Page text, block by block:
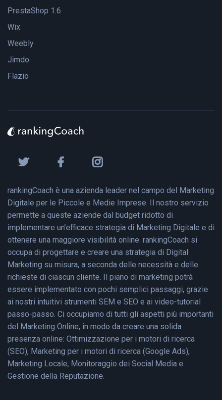
PrestaShop 1.6
Wix
Weebly
Jimdo
Flazio
rankingCoach è una azienda leader nel campo del Marketing
Digitale per le Piccole e Medie Imprese. Il nostro servizio
permette a queste aziende dal budget ridotto di
implementare un’efficace strategia di Marketing Digitale e di
ottenere una maggiore visibilità online. rankingCoach si
occupa di progettare e creare una strategia di Digital
Marketing su misura, a seconda delle necessità e delle
richieste di ciascun cliente. Il piano di marketing potrà
essere implementato con pochi semplici passaggi, grazie
ai nostri intuitivi strumenti SEM e SEO e ai video-tutorial
passo-passo. Ci occupiamo di tutti gli aspetti più importanti
del Marketing Online, in modo da creare una solida
presenza online: Ottimizzazione per i motori di ricerca
(SEO), Marketing per i motori di ricerca (Google Ads),
Marketing Locale, Monitoraggio dei Social Media e
Gestione della Reputazione.